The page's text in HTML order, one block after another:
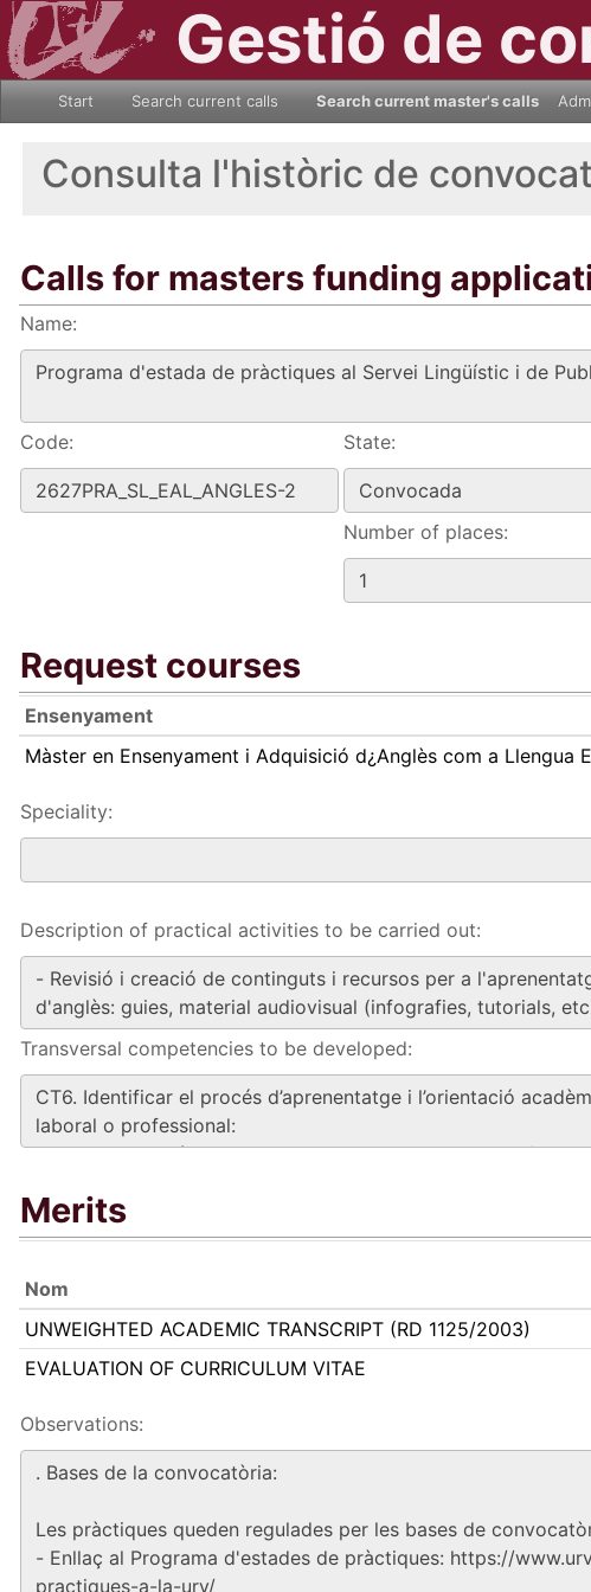
Gestió de
Start Search current calls Search current master's calls
Consulta l'històric de
Calls for masters funding
Name:
Code: State:
Number of places:
Request courses
Ensenyament
Màster en Ensenyament i Adquisició d¿Anglès com a Llengua
Speciality:
Description of practical activities to be carried out:
Transversal competencies to be developed:
Merits
Nom
UNWEIGHTED ACADEMIC TRANSCRIPT (RD 1125/2003)
EVALUATION OF CURRICULUM VITAE
Observations: